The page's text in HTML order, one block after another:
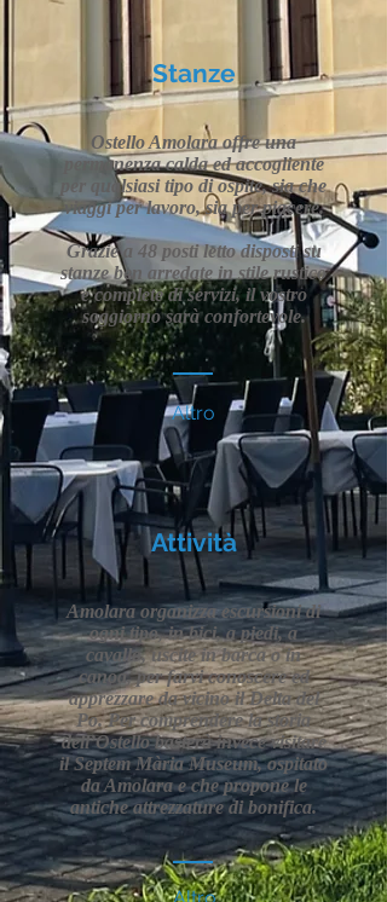
Stanze
Ostello Amolara offre una
permanenza calda ed accogliente
per qualsiasi tipo di ospite, sia che
viaggi per lavoro, sia per piacere.
Grazie a 48 posti letto disposti su
stanze ben arredate in stile rustico
e complete di servizi, il vostro
soggiorno sarà confortevole.
Altro
Attività
Amolara organizza escursioni di
ogni tipo, in bici, a piedi, a
cavallo, uscite in barca o in
canoa, per farvi conoscere ed
apprezzare da vicino il Delta del
Po. Per comprendere la storia
dell’Ostello basterà invece visitare
il Septem Mària Museum, ospitato
da Amolara e che propone le
antiche attrezzature di bonifica.